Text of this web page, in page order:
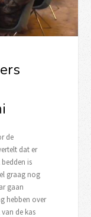
de
dat er
is
graag nog
gaan
hebben over
de kas